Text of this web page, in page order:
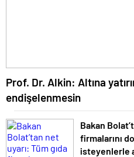
Prof. Dr. Alkin: Altına
endişelenmesin
Bakan
firmalarını
isteyenlerle